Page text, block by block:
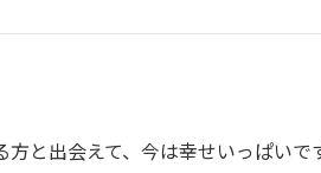
と出会えて、今は幸せいっぱいで